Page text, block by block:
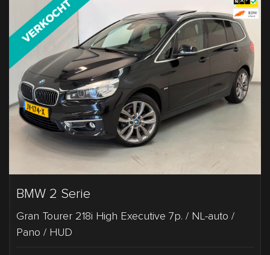
BMW 2 Serie
Gran Tourer 218i High Executive 7p. / NL-auto /
Pano / HUD